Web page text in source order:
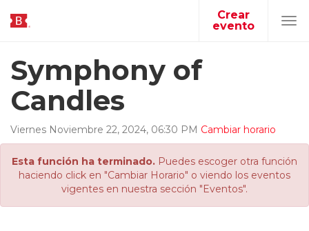
Crear
evento
Symphony of
Candles
Viernes Noviembre 22, 2024, 06:30 PM Cambiar horario
Esta función ha terminado. Puedes escoger otra función
haciendo click en "Cambiar Horario" o viendo los eventos
vigentes en nuestra sección "Eventos".